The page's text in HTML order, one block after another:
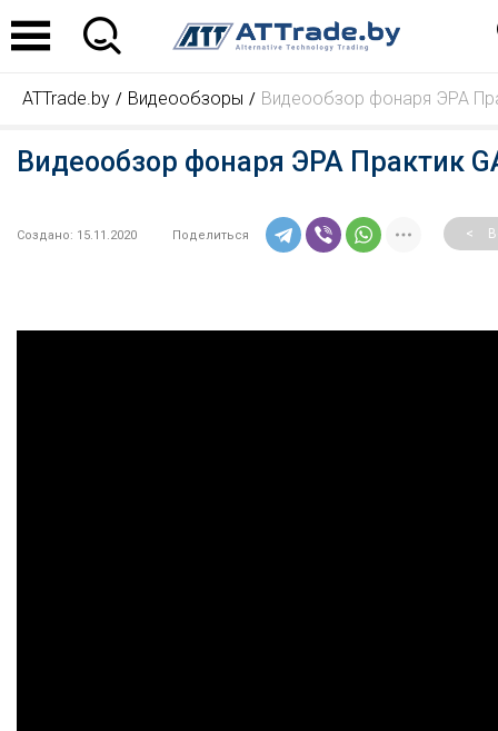
ATTrade.by Видеообзоры Видеообзор фонаря ЭРА
Видеообзор фонаря ЭРА Практик
Создано: 15.11.2020 Поделиться <